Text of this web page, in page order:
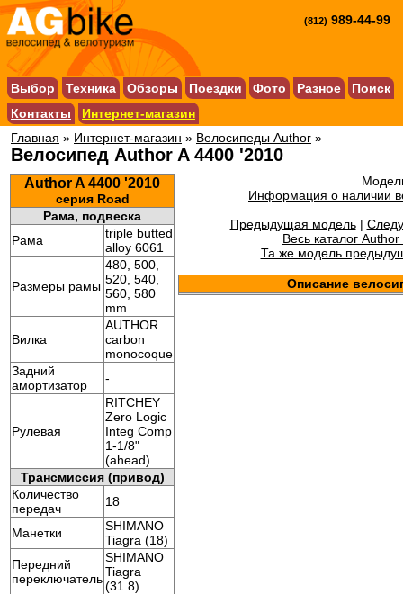
(812) 989-44-99
Выбор Техника Обзоры Поездки Фото Разное
Поиск
Контакты
Интернет-магазин
Главная » Интернет-магазин » Велосипеды Author »
Велосипед Author A 4400 '2010
Author A 4400 '2010
серия Road
Рама, подвеска
Рама
triple butted
alloy 6061
Размеры рамы
480, 500,
520, 540,
560, 580
mm
Вилка
AUTHOR
carbon
monocoque
Задний
амортизатор
-
Рулевая
RITCHEY
Zero Logic
Integ Comp
1-1/8"
(ahead)
Трансмиссия (привод)
Количество
передач
18
Манетки
SHIMANO
Tiagra (18)
Передний
переключатель
SHIMANO
Tiagra
(31.8)
Информация о наличии
Предыдущая модель|
Весь каталог
Та же модель
Описание